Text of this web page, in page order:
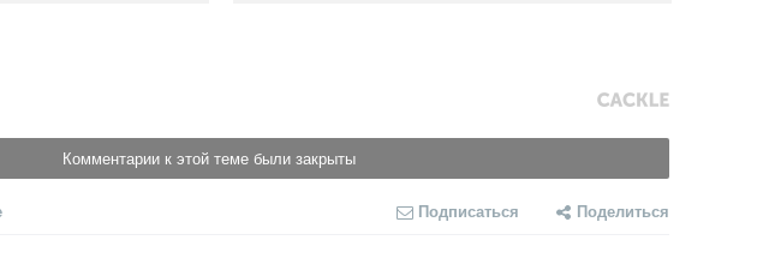
Комментарии к этой теме были закрыты
Подписаться Поделиться